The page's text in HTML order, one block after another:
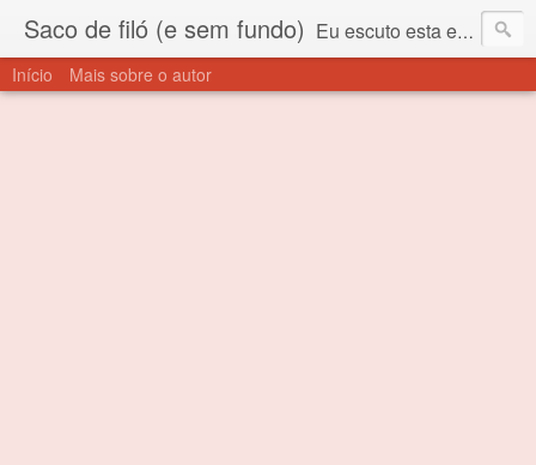
Saco de filó (e sem fundo) Eu escuto esta expressão "saco de filó" desde criança. Para quem não sabe, filó é um tecido todo furadinho e permite que um saco feito com ele, mesmo que muito exposto ao ar soprado para dentro, nunca vai se encher. Aí está o propósito deste nome... Para viver em sociedade tem que ter saco de filó.
Início Mais sobre o autor